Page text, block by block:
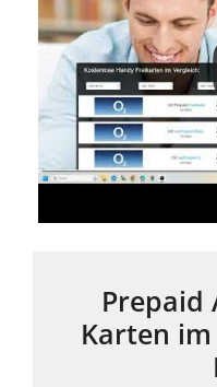
Prepaid
Karten